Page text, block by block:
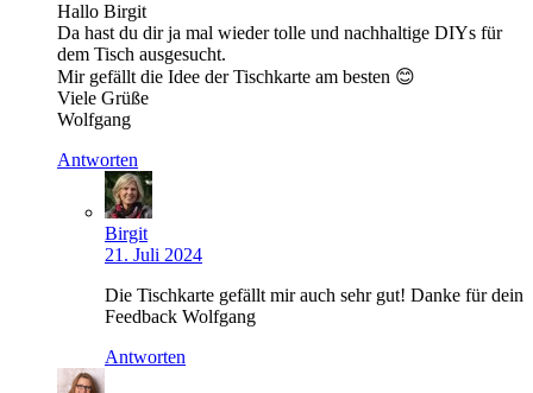
Hallo Birgit
Da hast du dir ja mal wieder tolle und nachhaltige DIYs für
dem Tisch ausgesucht.
Mir gefällt die Idee der Tischkarte am besten 😊
Viele Grüße
Wolfgang
Antworten
Birgit
21. Juli 2024
Die Tischkarte gefällt mir auch sehr gut! Danke für dein
Feedback Wolfgang
Antworten